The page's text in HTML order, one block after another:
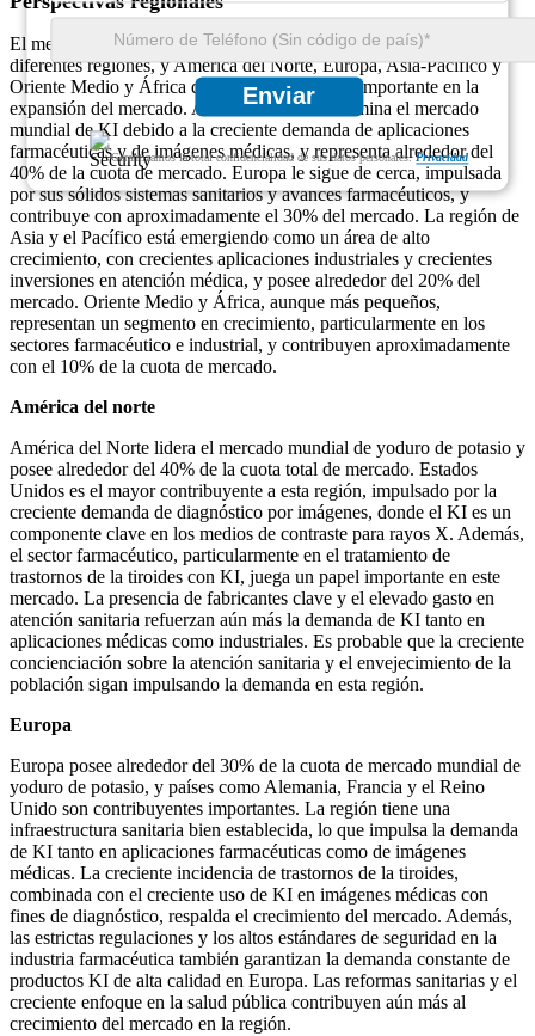
Enviar
Garantizamos la total confidencialidad de sus datos personales.Privacidad
El mercado de yoduro de potasio (KI) está creciendo rápidamente en
diferentes regiones, y América del Norte, Europa, Asia-Pacífico y
Oriente Medio y África desempeñan un papel importante en la
expansión del mercado. América del Norte domina el mercado
mundial de KI debido a la creciente demanda de aplicaciones
farmacéuticas y de imágenes médicas, y representa alrededor del
40% de la cuota de mercado. Europa le sigue de cerca, impulsada
por sus sólidos sistemas sanitarios y avances farmacéuticos, y
contribuye con aproximadamente el 30% del mercado. La región de
Asia y el Pacífico está emergiendo como un área de alto
crecimiento, con crecientes aplicaciones industriales y crecientes
inversiones en atención médica, y posee alrededor del 20% del
mercado. Oriente Medio y África, aunque más pequeños,
representan un segmento en crecimiento, particularmente en los
sectores farmacéutico e industrial, y contribuyen aproximadamente
con el 10% de la cuota de mercado.
América del norte
América del Norte lidera el mercado mundial de yoduro de potasio y
posee alrededor del 40% de la cuota total de mercado. Estados
Unidos es el mayor contribuyente a esta región, impulsado por la
creciente demanda de diagnóstico por imágenes, donde el KI es un
componente clave en los medios de contraste para rayos X. Además,
el sector farmacéutico, particularmente en el tratamiento de
trastornos de la tiroides con KI, juega un papel importante en este
mercado. La presencia de fabricantes clave y el elevado gasto en
atención sanitaria refuerzan aún más la demanda de KI tanto en
aplicaciones médicas como industriales. Es probable que la creciente
concienciación sobre la atención sanitaria y el envejecimiento de la
población sigan impulsando la demanda en esta región.
Europa
Europa posee alrededor del 30% de la cuota de mercado mundial de
yoduro de potasio, y países como Alemania, Francia y el Reino
Unido son contribuyentes importantes. La región tiene una
infraestructura sanitaria bien establecida, lo que impulsa la demanda
de KI tanto en aplicaciones farmacéuticas como de imágenes
médicas. La creciente incidencia de trastornos de la tiroides,
combinada con el creciente uso de KI en imágenes médicas con
fines de diagnóstico, respalda el crecimiento del mercado. Además,
las estrictas regulaciones y los altos estándares de seguridad en la
industria farmacéutica también garantizan la demanda constante de
productos KI de alta calidad en Europa. Las reformas sanitarias y el
creciente enfoque en la salud pública contribuyen aún más al
crecimiento del mercado en la región.